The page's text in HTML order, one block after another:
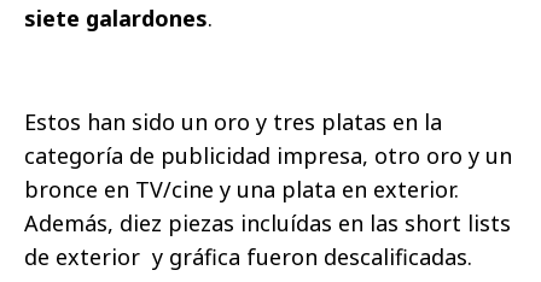
siete galardones.
Estos han sido un oro y tres platas en la
categoría de publicidad impresa, otro oro y un
bronce en TV/cine y una plata en exterior.
Además, diez piezas incluídas en las short lists
de exterior y gráfica fueron descalificadas.